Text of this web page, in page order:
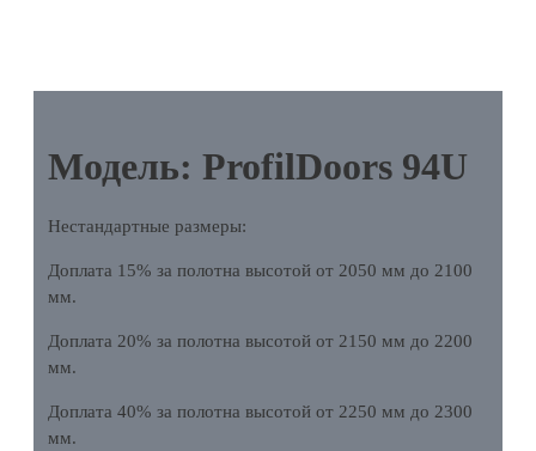
Модель: ProfilDoors 94U
Нестандартные размеры:
Доплата 15% за полотна высотой от 2050 мм до 2100
мм.
Доплата 20% за полотна высотой от 2150 мм до 2200
мм.
Доплата 40% за полотна высотой от 2250 мм до 2300
мм.